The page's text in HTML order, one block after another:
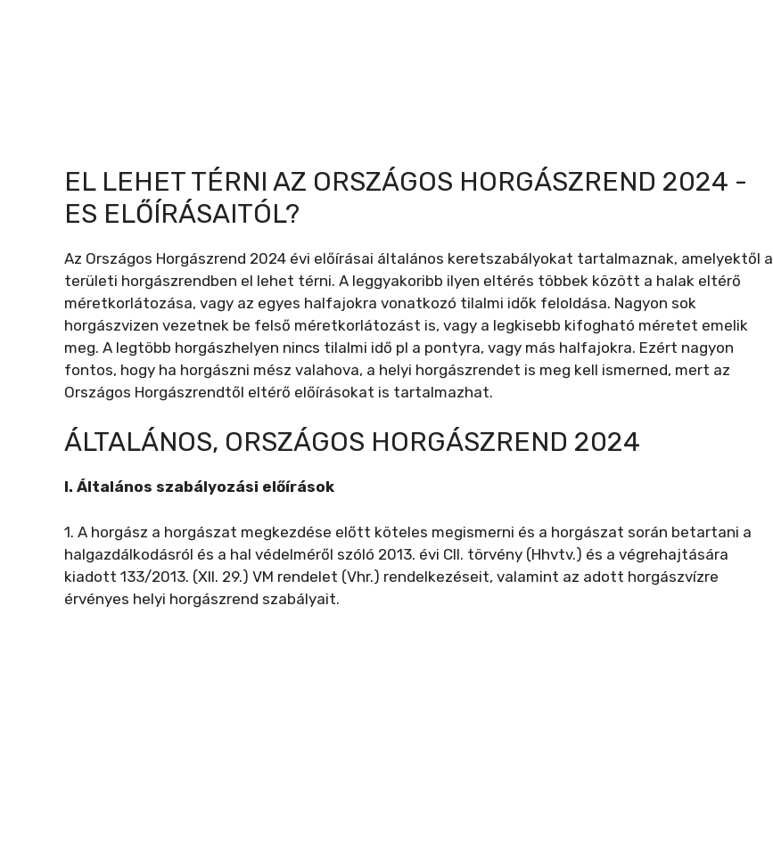
EL LEHET TÉRNI AZ ORSZÁGOS HORGÁSZREND 2024 -
ES ELŐÍRÁSAITÓL?
Az Országos Horgászrend 2024 évi előírásai általános keretszabályokat tartalmaznak, amelyektől a
területi horgászrendben el lehet térni. A leggyakoribb ilyen eltérés többek között a halak eltérő
méretkorlátozása, vagy az egyes halfajokra vonatkozó tilalmi idők feloldása. Nagyon sok
horgászvizen vezetnek be felső méretkorlátozást is, vagy a legkisebb kifogható méretet emelik
meg. A legtöbb horgászhelyen nincs tilalmi idő pl a pontyra, vagy más halfajokra. Ezért nagyon
fontos, hogy ha horgászni mész valahova, a helyi horgászrendet is meg kell ismerned, mert az
Országos Horgászrendtől eltérő előírásokat is tartalmazhat.
ÁLTALÁNOS, ORSZÁGOS HORGÁSZREND 2024
I. Általános szabályozási előírások
1. A horgász a horgászat megkezdése előtt köteles megismerni és a horgászat során betartani a
halgazdálkodásról és a hal védelméről szóló 2013. évi CII. törvény (Hhvtv.) és a végrehajtására
kiadott 133/2013. (XII. 29.) VM rendelet (Vhr.) rendelkezéseit, valamint az adott horgászvízre
érvényes helyi horgászrend szabályait.